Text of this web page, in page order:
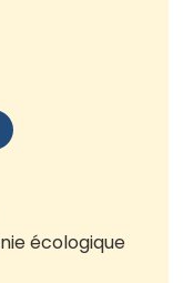
écologique